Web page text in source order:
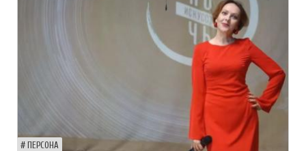
ПЕРСОНА